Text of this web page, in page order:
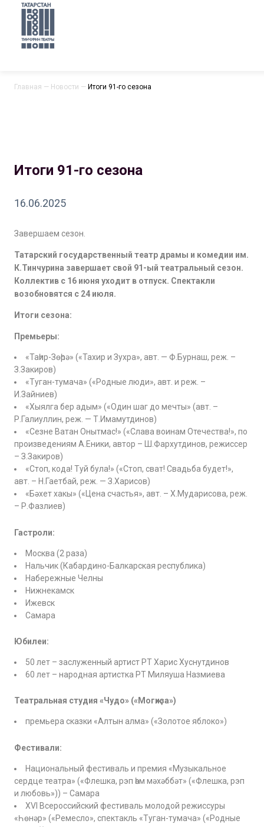
Главная — Новости — Итоги 91-го сезона
Итоги 91-го сезона
16.06.2025
Завершаем сезон.
Татарский государственный театр драмы и комедии им.
К.Тинчурина завершает свой 91-ый театральный сезон.
Коллектив с 16 июня уходит в отпуск. Спектакли
возобновятся с 24 июля.
Итоги сезона:
Премьеры:
«Таһир-Зөһрә» («Тахир и Зухра», авт. — Ф.Бурнаш, реж. –
З.Закиров)
«Туган-тумача» («Родные люди», авт. и реж. –
И.Зайниев)
«Хыялга бер адым» («Один шаг до мечты» (авт. –
Р.Галиуллин, реж. — Т.Имамутдинов)
«Сезне Ватан Онытмас!» («Слава воинам Отечества!», по
произведениям А.Еники, автор – Ш.Фархутдинов, режиссер
– З.Закиров)
«Стоп, кода! Туй була!» («Стоп, сват! Свадьба будет!»,
авт. – Н.Гаетбай, реж. — З.Харисов)
«Бәхет хакы» («Цена счастья», авт. – Х.Мударисова, реж.
– Р.Фазлиев)
Гастроли:
Москва (2 раза)
Нальчик (Кабардино-Балкарская республика)
Набережные Челны
Нижнекамск
Ижевск
Самара
Юбилеи:
50 лет – заслуженный артист РТ Харис Хуснутдинов
60 лет – народная артистка РТ Миляуша Назмиева
Театральная студия «Чудо» («Могҗиза»)
премьера сказки «Алтын алма» («Золотое яблоко»)
Фестивали:
Национальный фестиваль и премия «Музыкальное
сердце театра» («Флешка, рэп һәм мәхәббәт» («Флешка, рэп
и любовь»)) – Самара
XVI Всероссийский фестиваль молодой режиссуры
«Һөнәр» («Ремесло», спектакль «Туган-тумача» («Родные